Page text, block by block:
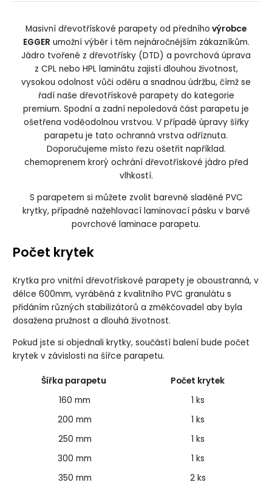
Masivní dřevotřískové parapety od předního výrobce
EGGER umožní výběr i těm nejnáročnějším zákazníkům.
Jádro tvořené z dřevotřísky (DTD) a povrchová úprava
z CPL nebo HPL laminátu zajistí dlouhou životnost,
vysokou odolnost vůči oděru a snadnou údržbu, čímž se
řadí naše dřevotřískové parapety do kategorie
premium. Spodní a zadní nepoledová část parapetu je
ošetřena voděodolnou vrstvou. V případě úpravy šířky
parapetu je tato ochranná vrstva odříznuta.
Doporučujeme místo řezu ošetřit například.
chemoprenem krorý ochrání dřevotřískové jádro před
vlhkostí.
S parapetem si můžete zvolit barevně sladěné PVC
krytky, případně nažehlovací laminovací pásku v barvě
povrchové laminace parapetu.
Počet krytek
Krytka pro vnitřní dřevotřískové parapety je oboustranná, v
délce 600mm, vyráběná z kvalitního PVC granulátu s
přidáním různých stabilizátorů a změkčovadel aby byla
dosažena pružnost a dlouhá životnost.
Pokud jste si objednali krytky, součástí balení bude počet
krytek v závislosti na šířce parapetu.
Šířka parapetu
Počet krytek
160 mm
1 ks
200 mm
1 ks
250 mm
1 ks
300 mm
1 ks
350 mm
2 ks